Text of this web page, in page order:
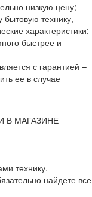
низкую цену;
бытовую технику,
характеристики;
быстрее и
с гарантией –
ее в случае
В МАГАЗИНЕ
технику.
найдете все